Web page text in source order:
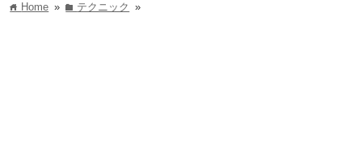
home Home » folder テクニック »